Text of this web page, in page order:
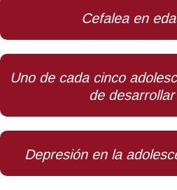
Cefalea en
Uno de cada cinco
de
Depresión en la